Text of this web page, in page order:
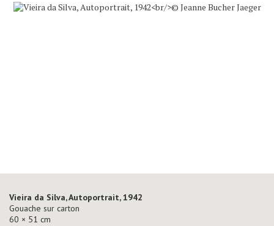
Vieira da Silva, Autoportrait, 1942
Gouache sur carton
60 × 51 cm